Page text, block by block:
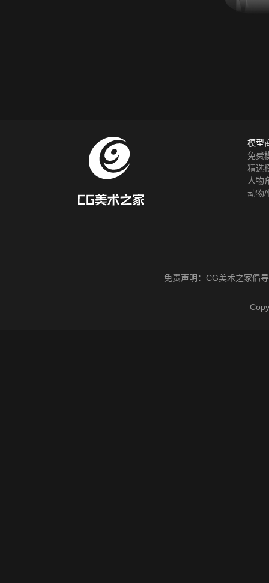
模型
免费
精选
人物
动物/
免责声明： CG美术之家倡